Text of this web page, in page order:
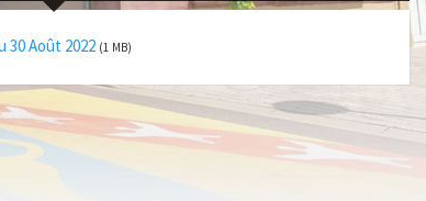
30 Août 2022 (1 MB)